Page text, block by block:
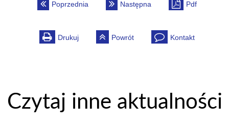
Poprzednia Następna Pdf
Drukuj Powrót Kontakt
Czytaj inne aktualności